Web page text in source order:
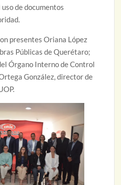
de documentos
presentes Oriana López
Públicas de Querétaro;
Órgano Interno de Control
González, director de